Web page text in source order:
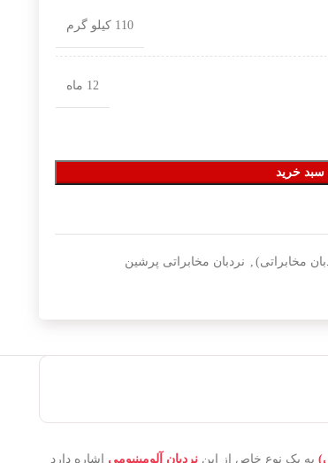
110 کیلو گرم
12 ماه
سبد خرید
مخابراتی) , نردبان مخابراتی پرشین
به یک نوع خاص از این نردبان‌ آلومینیومی اشاره دارد